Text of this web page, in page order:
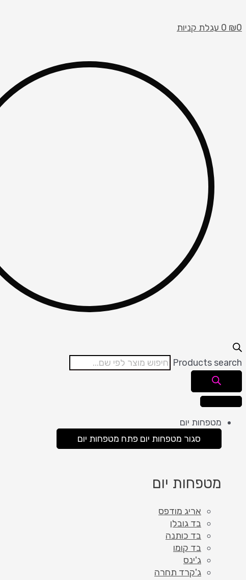
₪0
0 עגלת קניות
Products search
מטפחות יום
סגור מטפחות יום פתח מטפחות יום
מטפחות יום
אריג מודפס
בד גובלן
בד כותנה
בד קומו
ג'ינס
ג'קרד תחרה